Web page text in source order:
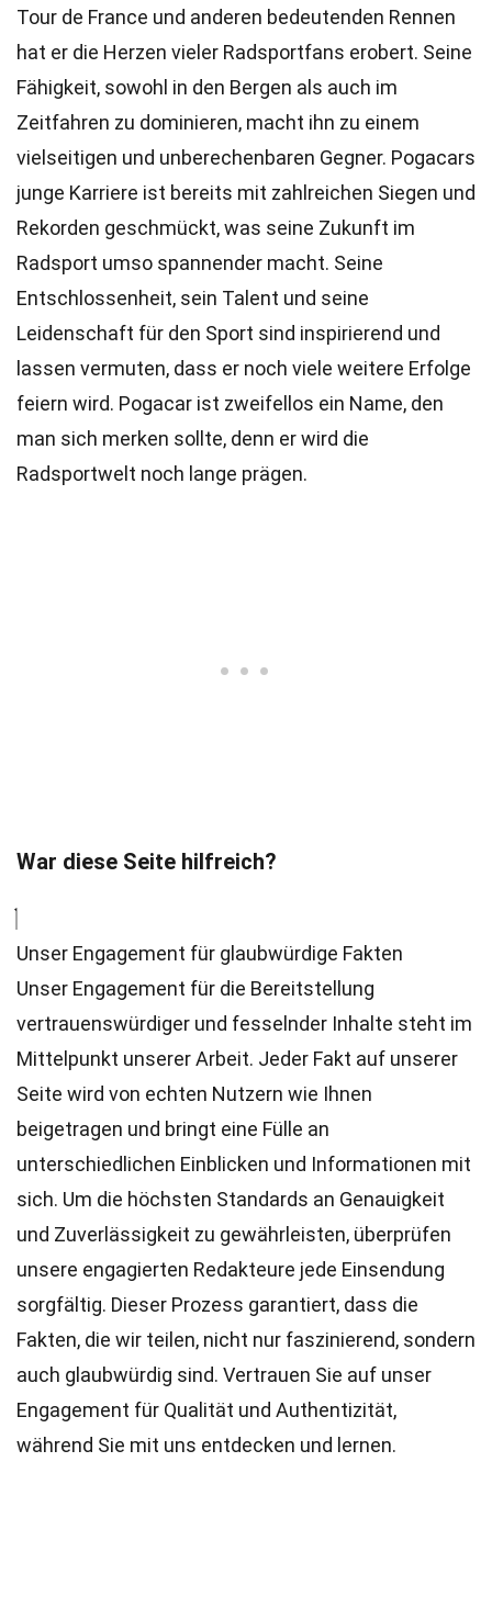
Tour de France und anderen bedeutenden Rennen
hat er die Herzen vieler Radsportfans erobert. Seine
Fähigkeit, sowohl in den Bergen als auch im
Zeitfahren zu dominieren, macht ihn zu einem
vielseitigen und unberechenbaren Gegner. Pogacars
junge Karriere ist bereits mit zahlreichen Siegen und
Rekorden geschmückt, was seine Zukunft im
Radsport umso spannender macht. Seine
Entschlossenheit, sein Talent und seine
Leidenschaft für den Sport sind inspirierend und
lassen vermuten, dass er noch viele weitere Erfolge
feiern wird. Pogacar ist zweifellos ein Name, den
man sich merken sollte, denn er wird die
Radsportwelt noch lange prägen.
War diese Seite hilfreich?
Unser Engagement für glaubwürdige Fakten
Unser Engagement für die Bereitstellung
vertrauenswürdiger und fesselnder Inhalte steht im
Mittelpunkt unserer Arbeit. Jeder Fakt auf unserer
Seite wird von echten Nutzern wie Ihnen
beigetragen und bringt eine Fülle an
unterschiedlichen Einblicken und Informationen mit
sich. Um die höchsten Standards an Genauigkeit
und Zuverlässigkeit zu gewährleisten, überprüfen
unsere engagierten Redakteure jede Einsendung
sorgfältig. Dieser Prozess garantiert, dass die
Fakten, die wir teilen, nicht nur faszinierend, sondern
auch glaubwürdig sind. Vertrauen Sie auf unser
Engagement für Qualität und Authentizität,
während Sie mit uns entdecken und lernen.